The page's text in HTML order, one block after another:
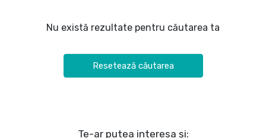
Nu există rezultate pentru căutarea ta
Resetează căutarea
Te-ar putea interesa și: